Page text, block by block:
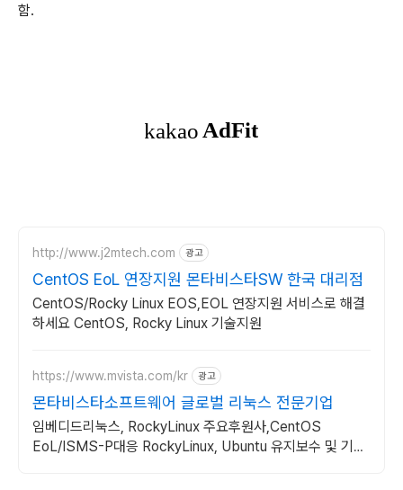
함.
http://www.j2mtech.com 광고
CentOS EoL 연장지원 몬타비스타SW 한국 대리점
CentOS/Rocky Linux EOS,EOL 연장지원 서비스로 해결
하세요 CentOS, Rocky Linux 기술지원
https://www.mvista.com/kr 광고
몬타비스타소프트웨어 글로벌 리눅스 전문기업
임베디드리눅스, RockyLinux 주요후원사,CentOS
EoL/ISMS-P대응 RockyLinux, Ubuntu 유지보수 및 기술